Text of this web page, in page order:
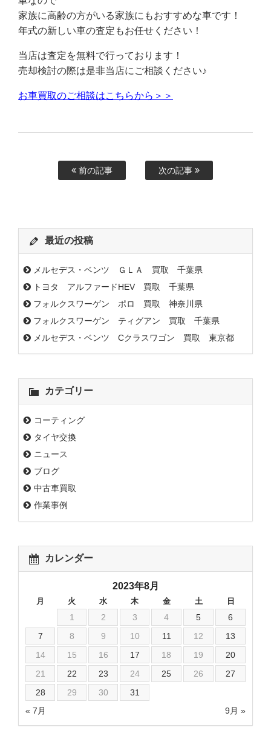
家族に高齢の方がいる家族にもおすすめな車です！
年式の新しい車の査定もお任せください！
当店は査定を無料で行っております！
売却検討の際は是非当店にご相談ください♪
お車買取のご相談はこちらから＞＞
前の記事 次の記事
最近の投稿
メルセデス・ベンツ ＧＬＡ 買取 千葉県
トヨタ アルファードHEV 買取 千葉県
フォルクスワーゲン ポロ 買取 神奈川県
フォルクスワーゲン ティグアン 買取 千葉県
メルセデス・ベンツ Cクラスワゴン 買取 東京都
カテゴリー
コーティング
タイヤ交換
ニュース
ブログ
中古車買取
作業事例
カレンダー
2023年8月
月 火 水 木 金 土 日
« 7月 9月 »
1 2 3 4 5
6
7
8 9 10 11 12
13
14
15 16 17 18 19
20
21
22 23 24 25 26
27
28
29 30 31